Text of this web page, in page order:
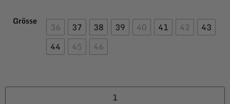
Grösse 36 37 38 39 40 41 42
43
44
45 46